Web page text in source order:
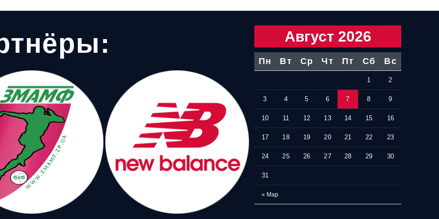
Август 2026
Пн Вт Ср Чт Пт Сб Вс
« Мар
1 2
3 4 5 6 7 8 9
10 11 12 13 14 15 16
17 18 19 20 21 22 23
24 25 26 27 28 29 30
31